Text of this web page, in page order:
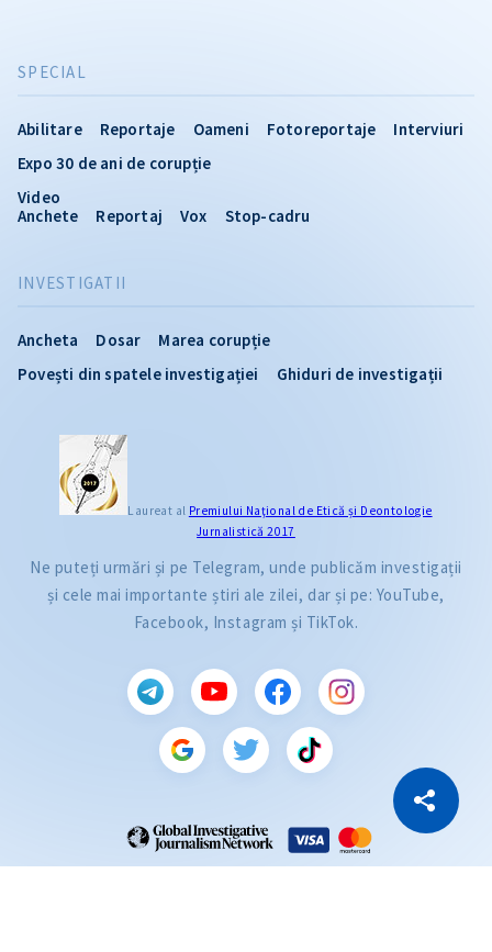
Copiază Link
INVESTIGATII
Ancheta Dosar
Marea corupție
Povești din spatele investigației
Ghiduri de investigații
SPECIAL
Abilitare Reportaje Oameni Fotoreportaje
Interviuri
Expo 30 de ani de corupție
Video
Anchete
Reportaj Vox Stop-cadru
Laureat al Premiului Naţional de Etică și Deontologie
Jurnalistică 2017
Ne puteți urmări și pe Telegram, unde publicăm investigații
și cele mai importante știri ale zilei, dar și pe: YouTube,
Facebook, Instagram și TikTok.